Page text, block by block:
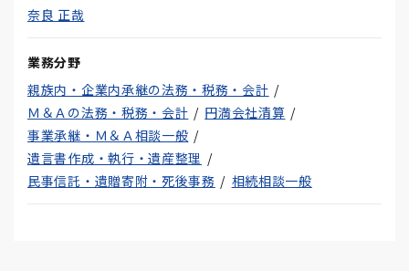
奈良 正哉
業務分野
親族内・企業内承継の法務・税務・会計
Ｍ＆Ａの法務・税務・会計
円満会社清算
事業承継・Ｍ＆Ａ相談一般
遺言書作成・執行・遺産整理
民事信託・遺贈寄附・死後事務
相続相談一般